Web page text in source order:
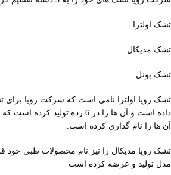
تشک اولترا
تشک مدیکال
تشک بونل
تشک رویا اولترا نامی است که شرکت رویا
داده است و آن ها را در 6 رده
آن ها را نام گذاری کرده است.
مدل تولید و عرضه کرده است